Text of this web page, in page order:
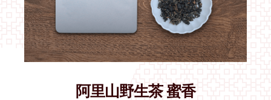
阿里山野生茶 蜜香